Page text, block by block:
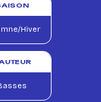
Hiver